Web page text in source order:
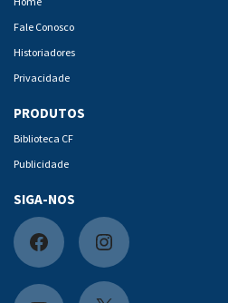
Fale Conosco
Historiadores
Privacidade
PRODUTOS
Biblioteca CF
Publicidade
SIGA-NOS
F
a
I
n